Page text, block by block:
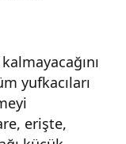
yufkacıları
erişte,